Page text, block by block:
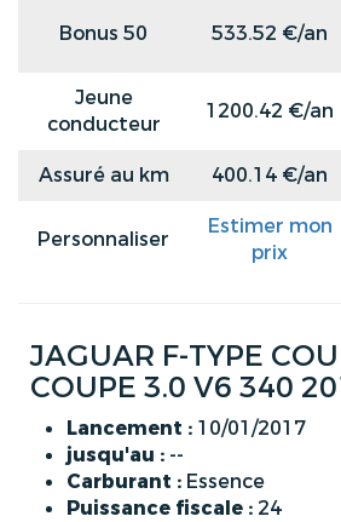
Bonus 50 533.52 €/an
Jeune
conducteur
1200.42 €/an
Assuré au km
400.14 €/an
Personnaliser
Estimer mon
prix
JAGUAR F-TYPE
COUPE 3.0 V6 340
Lancement : 10/01/2017
jusqu'au : --
Carburant : Essence
Puissance fiscale : 24